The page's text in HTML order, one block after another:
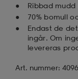
Ribbad
70% bomull
Endast de
ingår. Om
levereras
Art. nummer: